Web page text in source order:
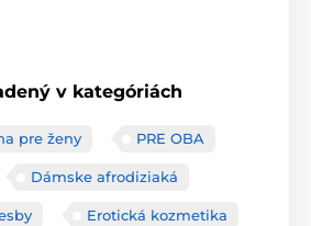
v kategóriách
pre ženy PRE OBA
Dámske afrodiziaká
Erotická kozmetika